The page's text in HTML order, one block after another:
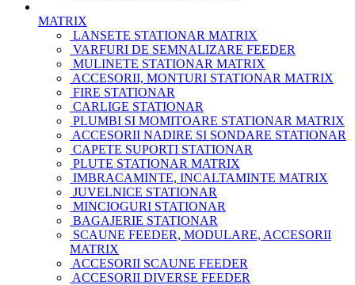
MATRIX
LANSETE STATIONAR MATRIX
VARFURI DE SEMNALIZARE FEEDER
MULINETE STATIONAR MATRIX
ACCESORII, MONTURI STATIONAR MATRIX
FIRE STATIONAR
CARLIGE STATIONAR
PLUMBI SI MOMITOARE STATIONAR MATRIX
ACCESORII NADIRE SI SONDARE STATIONAR
CAPETE SUPORTI STATIONAR
PLUTE STATIONAR MATRIX
IMBRACAMINTE, INCALTAMINTE MATRIX
JUVELNICE STATIONAR
MINCIOGURI STATIONAR
BAGAJERIE STATIONAR
SCAUNE FEEDER, MODULARE, ACCESORII
MATRIX
ACCESORII SCAUNE FEEDER
ACCESORII DIVERSE FEEDER